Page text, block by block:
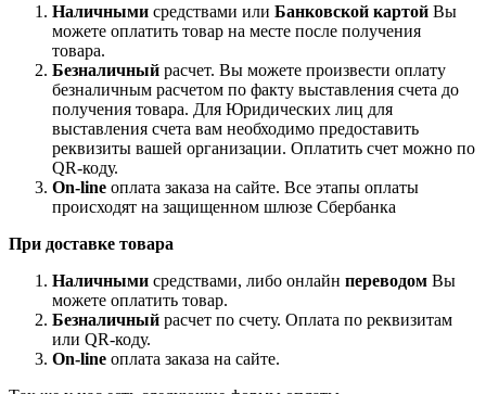
Наличными средствами или Банковской картой Вы
можете оплатить товар на месте после получения
товара.
Безналичный расчет. Вы можете произвести оплату
безналичным расчетом по факту выставления счета до
получения товара. Для Юридических лиц для
выставления счета вам необходимо предоставить
реквизиты вашей организации. Оплатить счет можно по
QR-коду.
On-line оплата заказа на сайте. Все этапы оплаты
происходят на защищенном шлюзе Сбербанка
При доставке товара
Наличными средствами, либо онлайн переводом Вы
можете оплатить товар.
Безналичный расчет по счету. Оплата по реквизитам
или QR-коду.
On-line оплата заказа на сайте.